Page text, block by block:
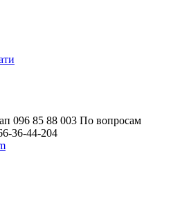
096 85 88 003 По вопросам
36-44-204